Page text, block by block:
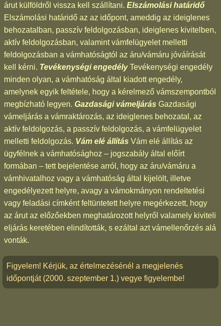
árut külföldről vissza kell szállítani. Elszámolási határidő
Elszámolási határidő az az időpont, ameddig az ideiglenes
behozatalban, passzív feldolgozásban, ideiglenes kivitelben,
aktív feldolgozásban, valamint vámfelügyelet melletti
feldolgozásban a vámhatóságtól az áru/vámáru jóváírását
kell kérni. Tevékenységi engedélyTevékenységi engedély
minden olyan, a vámhatóság által kiadott engedély,
amelynek egyik feltétele, hogy a kérelmező vámszempontból
megbízható legyen. Gazdasági vámeljárás Gazdasági
vámeljárás a vámraktározás, az ideiglenes behozatal, az
aktív feldolgozás, a passzív feldolgozás, a vámfelügyelet
melletti feldolgozás. Vám elé állítás Vám elé állítás az
ügyfélnek a vámhatósághoz – jogszabály által előírt
formában – tett bejelentése arról, hogy az áru/vámáru a
vámhivatalhoz vagy a vámhatóság által kijelölt, illetve
engedélyezett helyre, avagy a vámokmányon rendeltetési
vagy feladási címként feltüntetett helyre megérkezett, hogy
az árut az előzőekben meghatározott helyről valamely kiviteli
eljárás keretében elindították, s ezáltal azt vámellenőrzés alá
vonták.
Figyelem! Kérjük, az értelmezésénél a megjelenés
időpontját (2000. szeptember 1.) vegye figyelembe!